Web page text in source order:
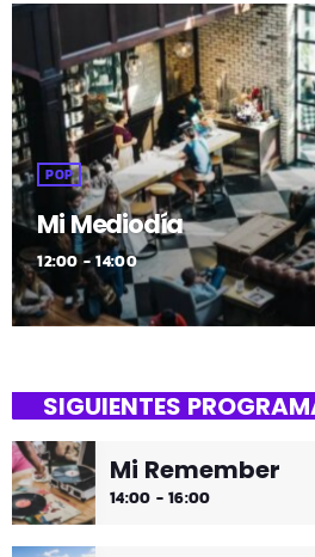
POP
Mi Mediodía
12:00 - 14:00
SIGUIENTES
Mi Remember
14:00 - 16:00